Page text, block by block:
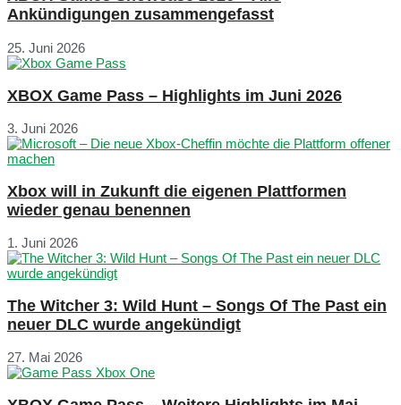
Ankündigungen zusammengefasst
25. Juni 2026
XBOX Game Pass – Highlights im Juni 2026
3. Juni 2026
Xbox will in Zukunft die eigenen Plattformen
wieder genau benennen
1. Juni 2026
The Witcher 3: Wild Hunt – Songs Of The Past ein
neuer DLC wurde angekündigt
27. Mai 2026